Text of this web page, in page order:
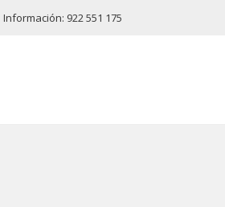
Información: 922 551 175